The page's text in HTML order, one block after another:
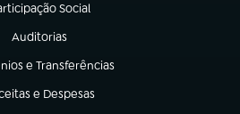
Social
em nova aba)
Auditorias
(abre em nova aba)
e Transferências
nova aba)
e Despesas
em nova aba)